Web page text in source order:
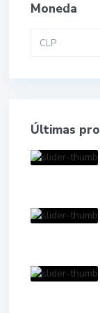
Moneda
CLP
Últimas